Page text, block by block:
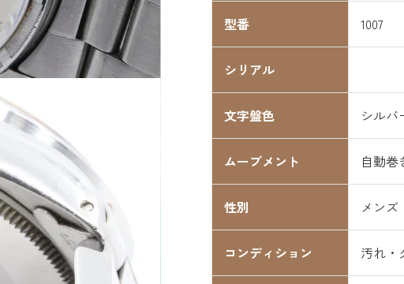
型番 1007
シリアル
文字盤色 シルバ
ムーブメント 自動巻
性別 メンズ
コンディション 汚れ・